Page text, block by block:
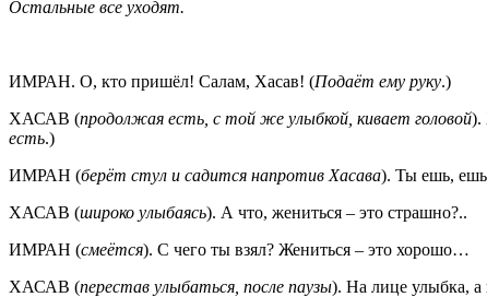
Остальные все уходят.
ИМРАН. О, кто пришёл! Салам, Хасав! (Подаёт ему руку.)
ХАСАВ (продолжая есть, с той же улыбкой, кивает головой).
есть.)
ИМРАН (берёт стул и садится напротив Хасава). Ты ешь,
ХАСАВ (широко улыбаясь). А что, жениться – это страшно?..
ИМРАН (смеётся). С чего ты взял? Жениться – это хорошо…
ХАСАВ (перестав улыбаться, после паузы). На лице улыбка,